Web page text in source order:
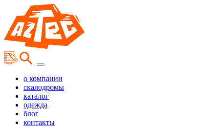
о компании
скалодромы
каталог
одежда
блог
контакты